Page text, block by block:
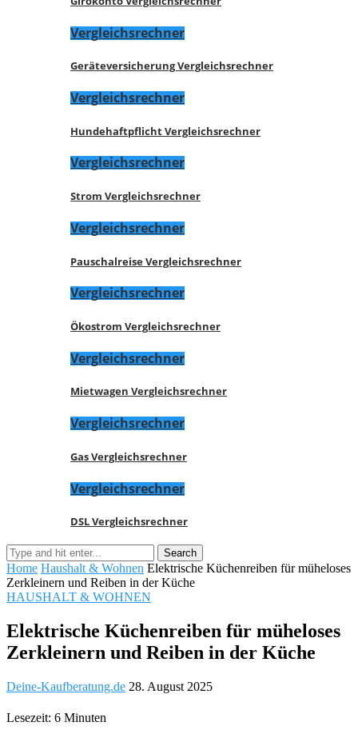
Vergleichsrechner
Geräteversicherung Vergleichsrechner
Vergleichsrechner
Hundehaftpflicht Vergleichsrechner
Vergleichsrechner
Strom Vergleichsrechner
Vergleichsrechner
Pauschalreise Vergleichsrechner
Vergleichsrechner
Ökostrom Vergleichsrechner
Vergleichsrechner
Mietwagen Vergleichsrechner
Vergleichsrechner
Gas Vergleichsrechner
Vergleichsrechner
DSL Vergleichsrechner
Home Haushalt & Wohnen Elektrische Küchenreiben für müheloses
Zerkleinern und Reiben in der Küche
HAUSHALT & WOHNEN
Elektrische Küchenreiben für müheloses
Zerkleinern und Reiben in der Küche
Deine-Kaufberatung.de 28. August 2025
Lesezeit: 6 Minuten